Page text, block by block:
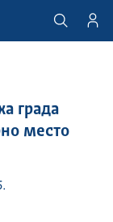
града
место